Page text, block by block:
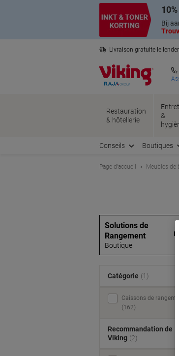
Bij
Livraison gratuite le
Restauration
& hôtellerie
&
Conseils Boutiques
Page d'accueil Meubles de
Catégorie (1)
Caissons de
(162)
Recommandation de
Viking (2)
Solutions de
Rangement
Boutique